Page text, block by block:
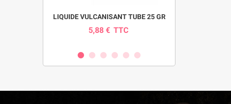
LIQUIDE VULCANISANT TUBE 25 GR
5,88 € TTC